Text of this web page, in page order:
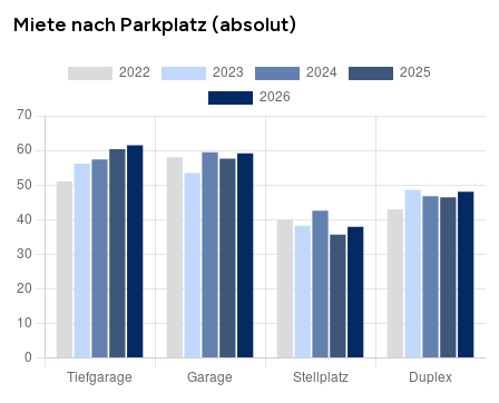
Miete nach Parkplatz (absolut)